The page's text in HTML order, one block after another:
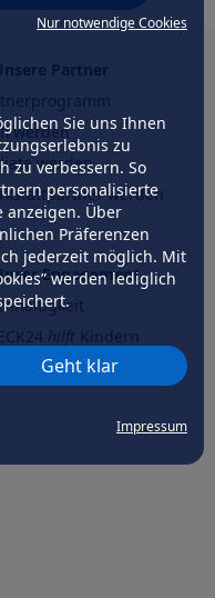
Nur notwendige Cookies
Sie uns Ihnen
zu
zu verbessern. So
personalisierte
anzeigen. Über
Präferenzen
jederzeit möglich. Mit
werden lediglich
Geht klar
Impressum
werden
werden
werden
Engagement
hilftder Natur